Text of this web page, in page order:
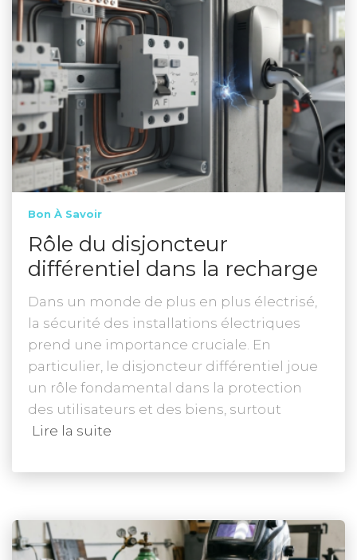
Bon À Savoir
Rôle du disjoncteur
différentiel dans la recharge
Dans un monde de plus en plus électrisé,
la sécurité des installations électriques
prend une importance cruciale. En
particulier, le disjoncteur différentiel joue
un rôle fondamental dans la protection
des utilisateurs et des biens, surtout
Lire la suite